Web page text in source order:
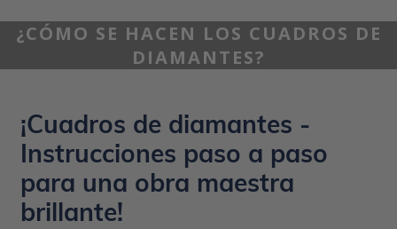
¿CÓMO SE HACEN LOS CUADROS DE
DIAMANTES?
¡Cuadros de diamantes -
Instrucciones paso a paso
para una obra maestra
brillante!